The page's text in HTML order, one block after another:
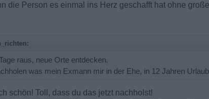
die Person es einmal ins Herz geschafft hat ohne
raus, neue Orte entdecken.
was mein Exmann mir in der Ehe, in 12 Jahren
schön! Toll, dass du das jetzt nachholst!